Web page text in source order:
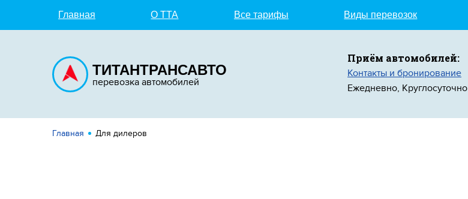
Главная О TTA Все тарифы Виды перевозок
ТИТАНТРАНСАВТО
перевозка автомобилей
Приём автомобилей:
Контакты и бронирование
Ежедневно, Круглосуточно
Главная Для дилеров